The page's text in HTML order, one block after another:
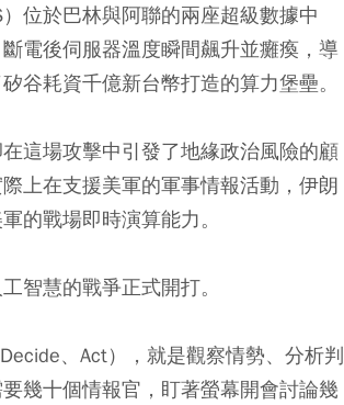
位於巴林與阿聯的兩座超級數據中
電後伺服器溫度瞬間飆升並癱瘓，導
谷耗資千億新台幣打造的算力堡壘。
這場攻擊中引發了地緣政治風險的顧
上在支援美軍的軍事情報活動，伊朗
的戰場即時演算能力。
智慧的戰爭正式開打。
、Act），就是觀察情勢、分析判
幾十個情報官，盯著螢幕開會討論幾